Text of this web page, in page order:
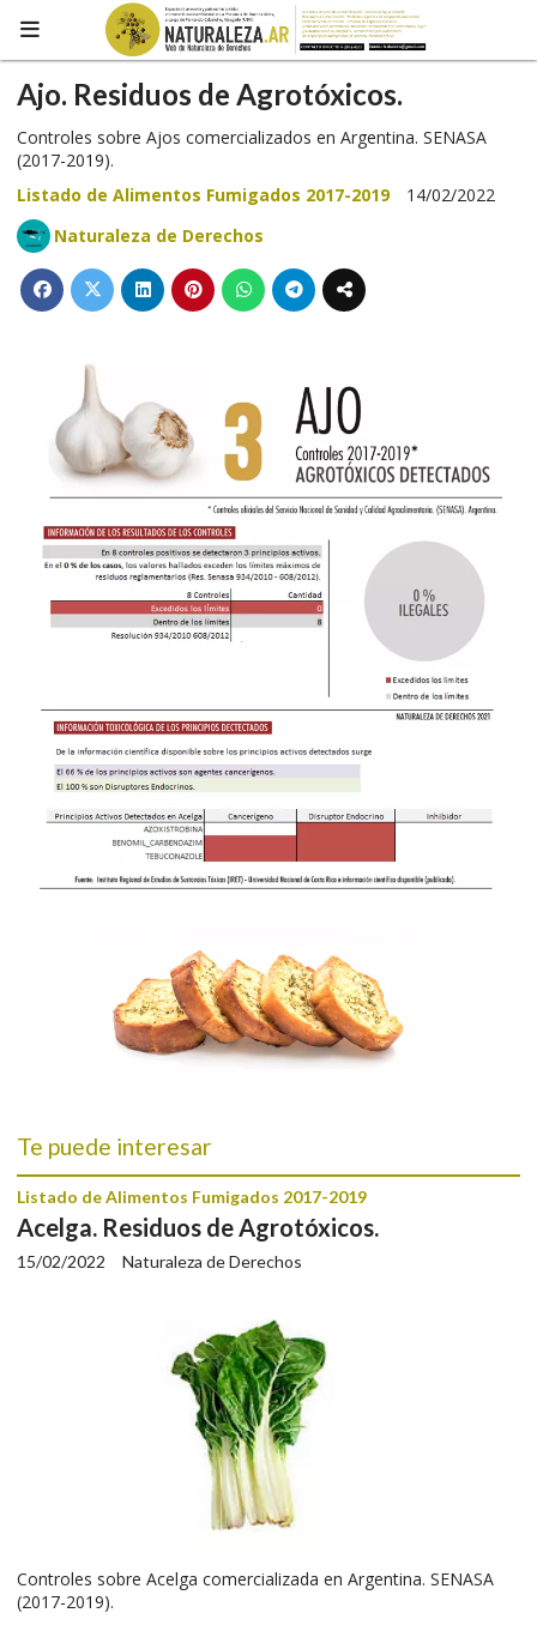
Ajo. Residuos de Agrotóxicos.
Controles sobre Ajos comercializados en Argentina. SENASA
(2017-2019).
Listado de Alimentos Fumigados 2017-2019
14/02/2022
Naturaleza de Derechos
Te puede interesar
Acelga. Residuos de Agrotóxicos.
Naturaleza de Derechos
Listado de Alimentos Fumigados 2017-2019
15/02/2022
Controles sobre Acelga comercializada en Argentina. SENASA
(2017-2019).